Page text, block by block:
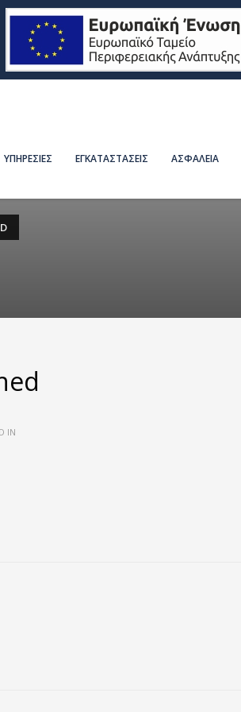
ΥΠΗΡΕΣΙΕΣ ΕΓΚΑΤΑΣΤΑΣΕΙΣ ΑΣΦΑΛΕΙΑ
IN